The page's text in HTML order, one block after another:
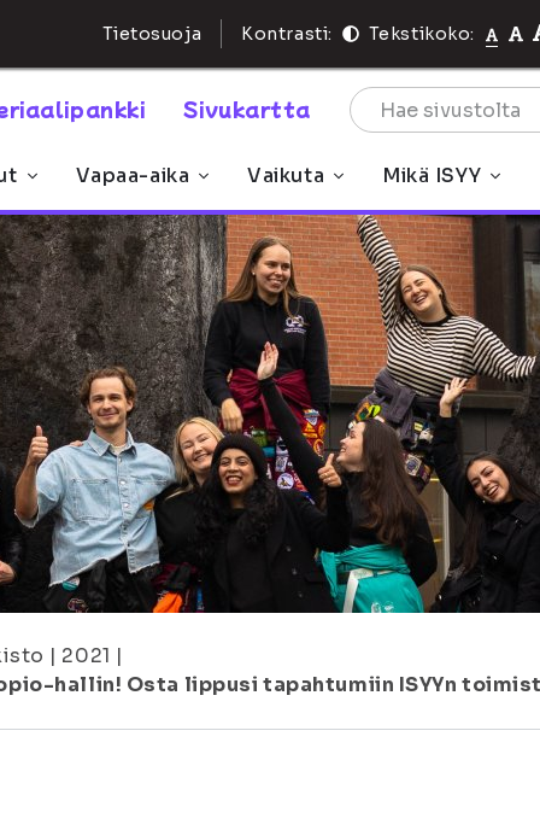
Tietosuoja Kontrasti: Tekstikoko:
Sivukartta
Vapaa-aika Vaikuta Mikä ISYY
| 2021 |
hallin! Osta lippusi tapahtumiin ISYYn